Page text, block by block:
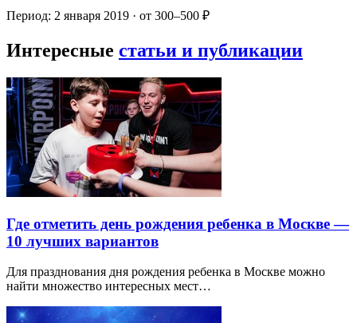
Период: 2 января 2019 · от 300–500 ₽
Интересные статьи и публикации
Где отметить день рождения ребенка в Москве —
10 лучших вариантов
Для празднования дня рождения ребенка в Москве можно
найти множество интересных мест…